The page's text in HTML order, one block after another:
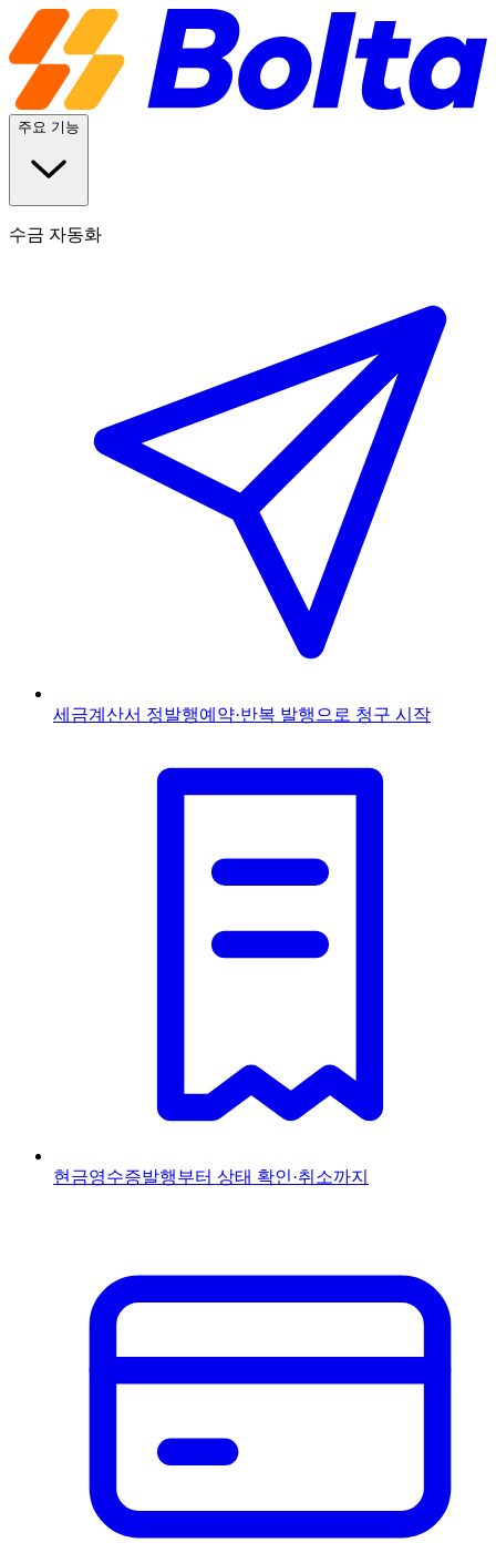
주요 기능
수금 자동화
세금계산서 정발행예약·반복 발행으로 청구 시작
현금영수증발행부터 상태 확인·취소까지